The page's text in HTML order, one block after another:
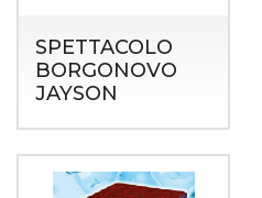
SPETTACOLO
BORGONOVO
JAYSON